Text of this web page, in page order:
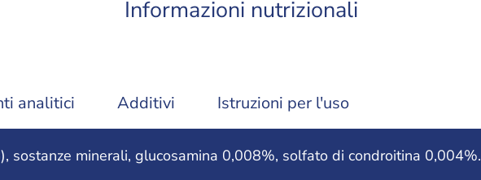
Informazioni nutrizionali
analitici Additivi Istruzioni per l'uso
sostanze minerali, glucosamina 0,008%, solfato di condroitina 0,004%.